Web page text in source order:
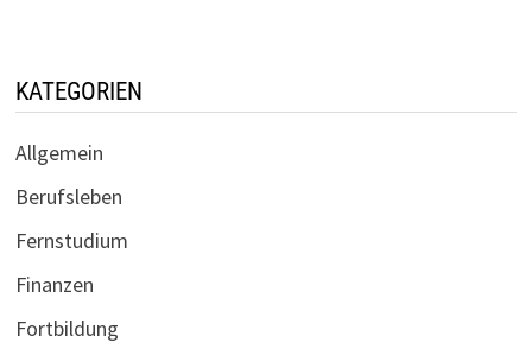
KATEGORIEN
Allgemein
Berufsleben
Fernstudium
Finanzen
Fortbildung